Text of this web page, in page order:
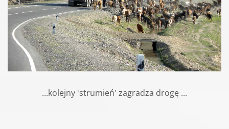
...kolejny 'strumień' zagradza drogę ...